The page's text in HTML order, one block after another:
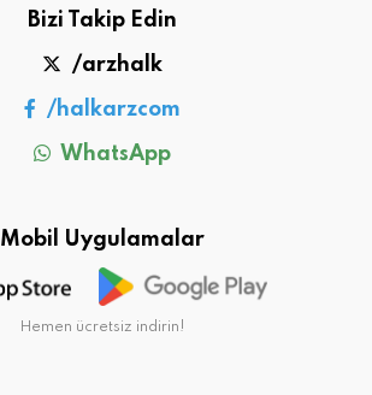
Bizi Takip Edin
/arzhalk
/halkarzcom
WhatsApp
Mobil Uygulamalar
Hemen ücretsiz indirin!